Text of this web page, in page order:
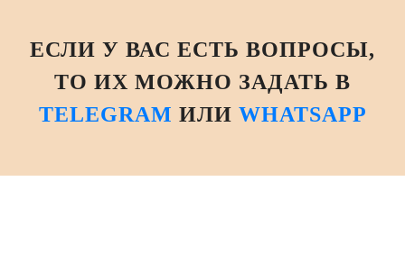
ЕСЛИ У ВАС ЕСТЬ ВОПРОСЫ,
ТО ИХ МОЖНО ЗАДАТЬ В
TELEGRAM ИЛИ WHATSAPP